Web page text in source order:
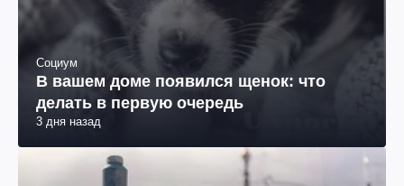
Социум
В вашем доме появился щенок: что
делать в первую очередь
3 дня назад